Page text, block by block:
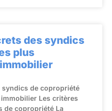
des syndics
plus
syndics de copropriété
Les critères
de copropriété La